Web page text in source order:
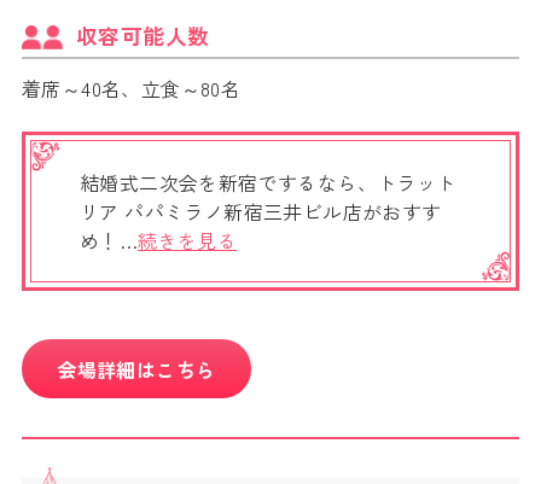
収容可能人数
着席～40名、立食～80名
結婚式二次会を新宿でするなら、トラット
リア パパミラノ新宿三井ビル店がおすす
め！…続きを見る
会場詳細はこちら